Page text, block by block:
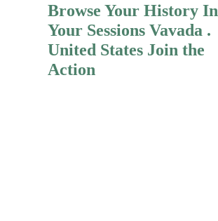
Browse Your History In
Your Sessions Vavada .
United States Join the
Action